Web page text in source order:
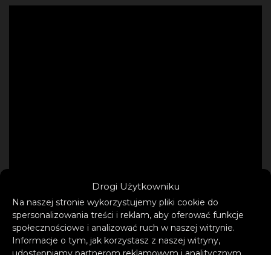
Drogi Użytkowniku
Na naszej stronie wykorzystujemy pliki cookie do
spersonalizowania treści i reklam, aby oferować funkcje
społecznościowe i analizować ruch w naszej witrynie.
Informacje o tym, jak korzystasz z naszej witryny,
udostępniamy partnerom reklamowym i analitycznym.